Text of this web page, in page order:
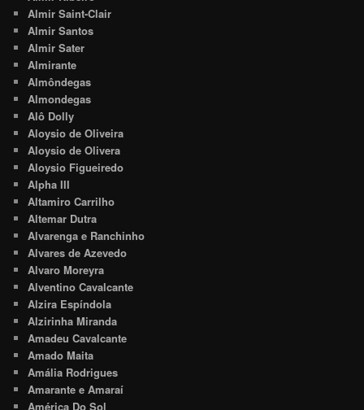
Almir Saint-Clair
Almir Santos
Almir Sater
Almirante
Almôndegas
Almondegas
Alô Dolly
Aloysio de Oliveira
Aloysio de Olivera
Aloysio Figueiredo
Alpha III
Altamiro Carrilho
Altemar Dutra
Alvarenga e Ranchinho
Alvares de Azevedo
Alvaro Moreyra
Alventino Cavalcante
Alzira Espíndola
Alzirinha Miranda
Amadeu Cavalcante
Amado Maita
Amália Rodrigues
Amarante e Amaraí
América Do Sol